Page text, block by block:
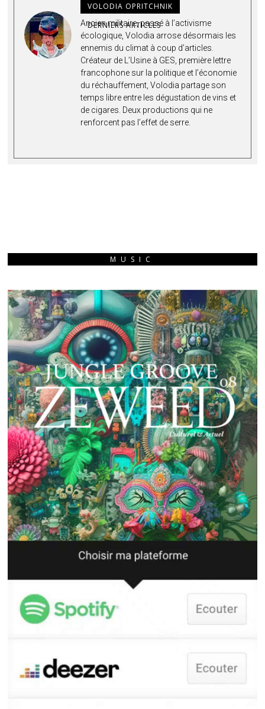
VOLODIA OPRITCHNIK
DERNIERS ARTICLES
Ancien militaire, passé à l’activisme
écologique, Volodia arrose désormais les
ennemis du climat à coup d’articles.
Créateur de L’Usine à GES, première lettre
francophone sur la politique et l’économie
du réchauffement, Volodia partage son
temps libre entre les dégustation de vins et
de cigares. Deux productions qui ne
renforcent pas l’effet de serre.
MUSIC